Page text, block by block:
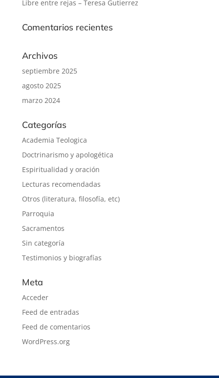
Libre entre rejas – Teresa Gutierrez
Comentarios recientes
Archivos
septiembre 2025
agosto 2025
marzo 2024
Categorías
Academia Teologica
Doctrinarismo y apologética
Espiritualidad y oración
Lecturas recomendadas
Otros (literatura, filosofía, etc)
Parroquia
Sacramentos
Sin categoría
Testimonios y biografías
Meta
Acceder
Feed de entradas
Feed de comentarios
WordPress.org